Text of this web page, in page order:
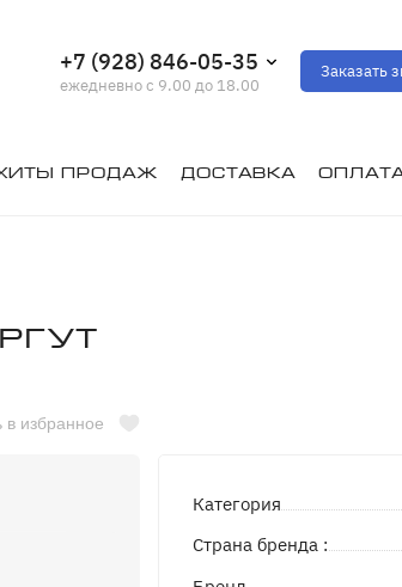
+7 (928) 846-05-35
ежедневно с 9.00 до 18.00
Заказать
продаж Доставка
в избранное
Категория
Страна бренда :